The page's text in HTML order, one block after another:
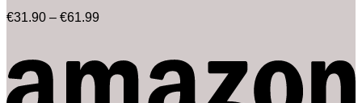
€31.90 – €61.99Preisspanne:
€61.99